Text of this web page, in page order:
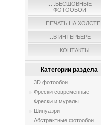
.....БЕСШОВНЫЕ
ФОТООБОИ
.....ПЕЧАТЬ НА ХОЛСТЕ
...В ИНТЕРЬЕРЕ
.......КОНТАКТЫ
Категории раздела
3D фотообои
Фрески современные
Фрески и муралы
Шинуазри
Абстрактные фотообои